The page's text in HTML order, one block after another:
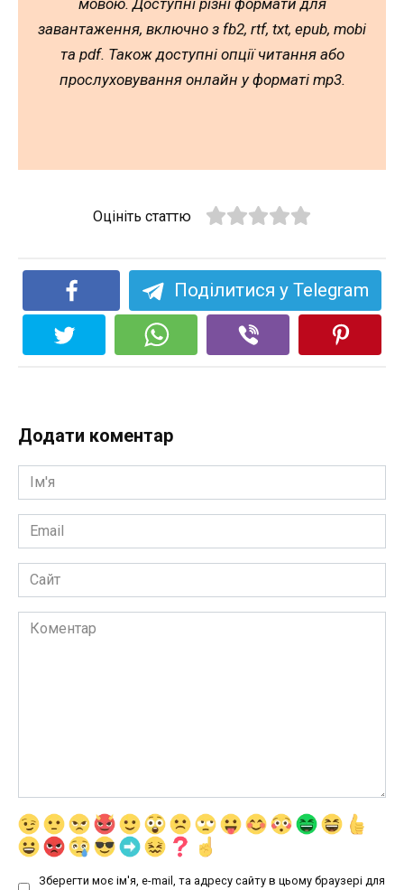
мовою. Доступні різні формати для
завантаження, включно з fb2, rtf, txt, epub, mobi
та pdf. Також доступні опції читання або
прослуховування онлайн у форматі mp3.
Оцініть статтю
Поділитися у Telegram
Додати коментар
Ім'я
*
Email
*
Сайт
Коментар
Зберегти моє ім'я, e-mail, та адресу сайту в цьому браузері для